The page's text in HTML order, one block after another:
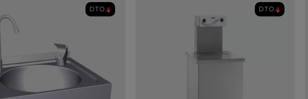
DTO. DTO.